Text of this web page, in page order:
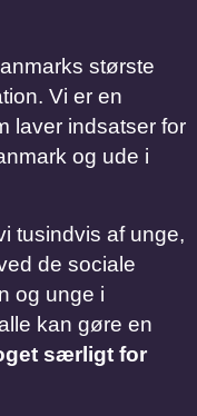
største
Vi er en
laver indsatser for
og ude i
tusindvis af unge,
de sociale
og unge i
kan gøre en
særligt for